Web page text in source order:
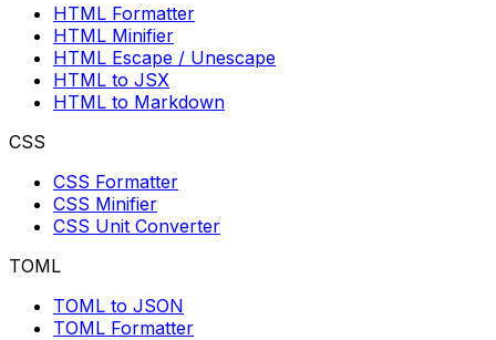
HTML Formatter
HTML Minifier
HTML Escape / Unescape
HTML to JSX
HTML to Markdown
CSS
CSS Formatter
CSS Minifier
CSS Unit Converter
TOML
TOML to JSON
TOML Formatter